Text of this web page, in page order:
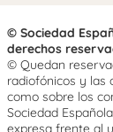
© Sociedad
derechos
© Quedan
radiofónicos y las
como sobre los
Sociedad
expresa frente al